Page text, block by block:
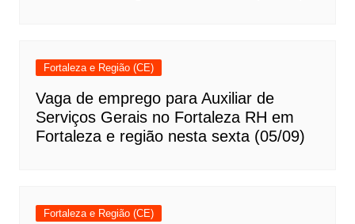
Fortaleza e Região (CE)
Vaga de emprego para Auxiliar de
Serviços Gerais no Fortaleza RH em
Fortaleza e região nesta sexta (05/09)
Fortaleza e Região (CE)